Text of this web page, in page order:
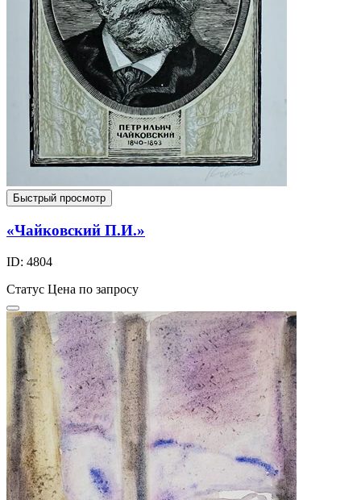
Быстрый просмотр
«Чайковский П.И.»
ID: 4804
Статус Цена по запросу